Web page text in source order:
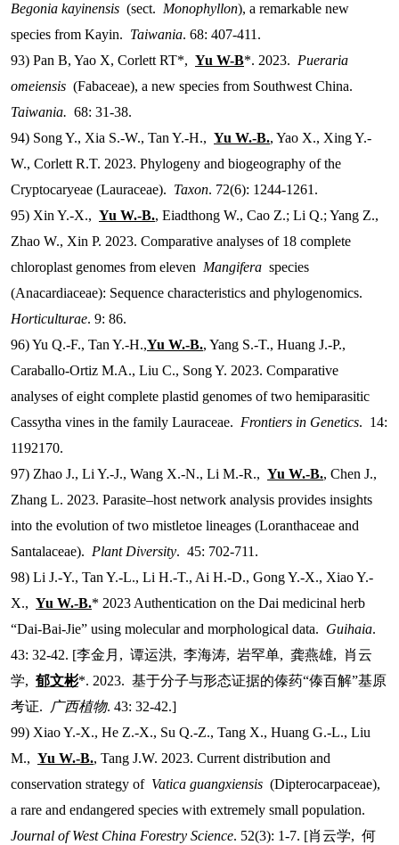
Begonia kayinensis (sect. Monophyllon), a remarkable new
species from Kayin. Taiwania. 68: 407-411.
93) Pan B, Yao X, Corlett RT*, Yu W-B*. 2023. Pueraria
omeiensis (Fabaceae), a new species from Southwest China.
Taiwania. 68: 31-38.
94) Song Y., Xia S.-W., Tan Y.-H., Yu W.-B., Yao X., Xing Y.-
W., Corlett R.T. 2023. Phylogeny and biogeography of the
Cryptocaryeae (Lauraceae). Taxon. 72(6): 1244-1261.
95) Xin Y.-X., Yu W.-B., Eiadthong W., Cao Z.; Li Q.; Yang Z.,
Zhao W., Xin P. 2023. Comparative analyses of 18 complete
chloroplast genomes from eleven Mangifera species
(Anacardiaceae): Sequence characteristics and phylogenomics.
Horticulturae. 9: 86.
96) Yu Q.-F., Tan Y.-H.,Yu W.-B., Yang S.-T., Huang J.-P.,
Caraballo-Ortiz M.A., Liu C., Song Y. 2023. Comparative
analyses of eight complete plastid genomes of two hemiparasitic
Cassytha vines in the family Lauraceae. Frontiers in Genetics. 14:
1192170.
97) Zhao J., Li Y.-J., Wang X.-N., Li M.-R., Yu W.-B., Chen J.,
Zhang L. 2023. Parasite–host network analysis provides insights
into the evolution of two mistletoe lineages (Loranthaceae and
Santalaceae). Plant Diversity. 45: 702-711.
98) Li J.-Y., Tan Y.-L., Li H.-T., Ai H.-D., Gong Y.-X., Xiao Y.-
X., Yu W.-B.* 2023 Authentication on the Dai medicinal herb
“Dai-Bai-Jie” using molecular and morphological data. Guihaia.
43: 32-42. [李金月 , 谭运洪, 李海涛, 岩罕单, 龚燕雄,
肖云
学, 郁文彬*. 2023. 基于分子与形态证据的傣药“傣百解”基原
考证. 广西植物. 43: 32-42.]
99) Xiao Y.-X., He Z.-X., Su Q.-Z., Tang X., Huang G.-L., Liu
M., Yu W.-B., Tang J.W. 2023. Current distribution and
conservation strategy of Vatica guangxiensis (Dipterocarpaceae),
a rare and endangered species with extremely small population.
Journal of West China Forestry Science. 52(3): 1-7. [肖云学, 何